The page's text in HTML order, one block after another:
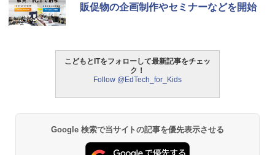
販促物の企画制作やセミナーなどを開始
こどもとITをフォローして最新記事をチェッ
ク！
Follow @EdTech_for_Kids
Google 検索で当サイトの記事を優先表示させる